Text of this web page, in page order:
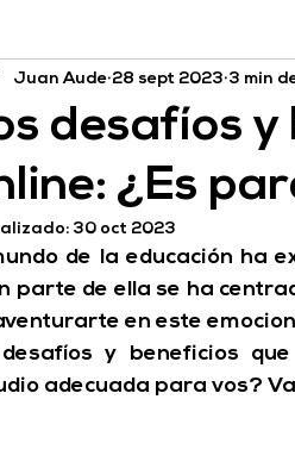
y Electrónica
y Controles Física
desafíos
¿Es
Juan Aude 28 sept 2023 3 min
30 oct 2023
de la educación ha
parte de ella se ha
en este
y beneficios
adecuada para vos?